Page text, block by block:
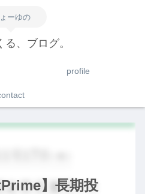
ーゆの
る、ブログ。
profile
】長期投